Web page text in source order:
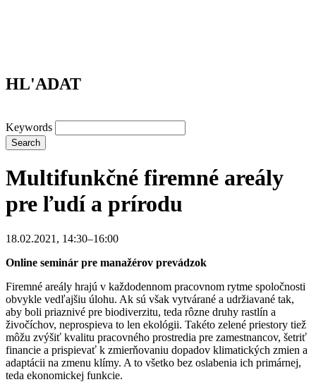
HL'ADAT
Keywords
Search
Multifunkčné firemné areály
pre ľudí a prírodu
18.02.2021, 14:30–16:00
Online seminár pre manažérov prevádzok
Firemné areály hrajú v každodennom pracovnom rytme spoločnosti
obvykle vedľajšiu úlohu. Ak sú však vytvárané a udržiavané tak,
aby boli priaznivé pre biodiverzitu, teda rôzne druhy rastlín a
živočíchov, neprospieva to len ekológii. Takéto zelené priestory tiež
môžu zvýšiť kvalitu pracovného prostredia pre zamestnancov, šetriť
financie a prispievať k zmierňovaniu dopadov klimatických zmien a
adaptácii na zmenu klímy. A to všetko bez oslabenia ich primárnej,
teda ekonomickej funkcie.